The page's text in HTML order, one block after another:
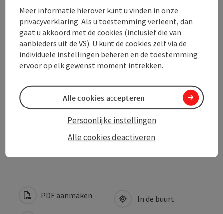
Inrichting
Prijs
Ligging
Geschiktheid
Toegankelijkheid
PDF aanmaken In de buurt
Meer informatie hierover kunt u vinden in onze
privacyverklaring. Als u toestemming verleent, dan
gaat u akkoord met de cookies (inclusief die van
aanbieders uit de VS). U kunt de cookies zelf via de
individuele instellingen beheren en de toestemming
ervoor op elk gewenst moment intrekken.
Alle cookies deactiveren
Persoonlijke instellingen
Alle cookies accepteren